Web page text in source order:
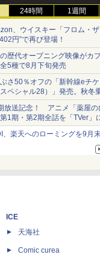
24時間 1週間
、ウイスキー「フロム・ザ
円”で再び登場！
歴代オープニング映像がカ
5種で8月下旬発売
さ50％オフの「新幹線eチ
ペシャル28）」発売。秋冬
限定
放送記念！ アニメ「薬屋の
1期・第2期全話を「TVer」
無料配信開始
、楽天へのローミングを9月
ICE
天海社
Comic curea